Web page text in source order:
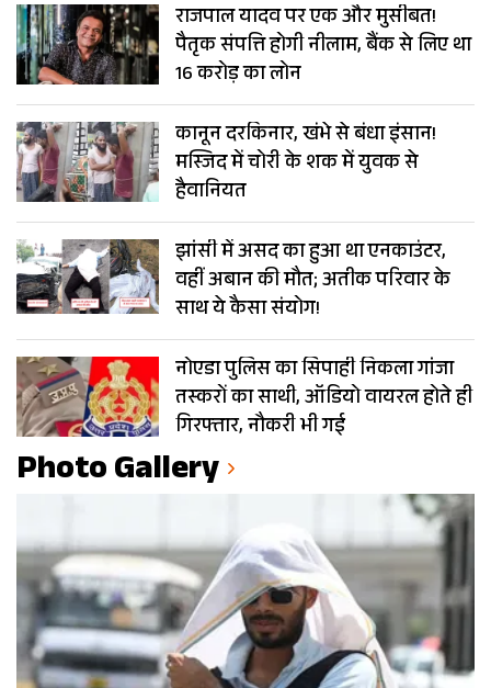
राजपाल यादव पर एक और मुसीबत!
पैतृक संपत्ति होगी नीलाम, बैंक से लिए था
16 करोड़ का लोन
कानून दरकिनार, खंभे से बंधा इंसान!
मस्जिद में चोरी के शक में युवक से
हैवानियत
झांसी में असद का हुआ था एनकाउंटर,
वहीं अबान की मौत; अतीक परिवार के
साथ ये कैसा संयोग!
नोएडा पुलिस का सिपाही निकला गांजा
तस्करों का साथी, ऑडियो वायरल होते ही
गिरफ्तार, नौकरी भी गई
Photo Gallery